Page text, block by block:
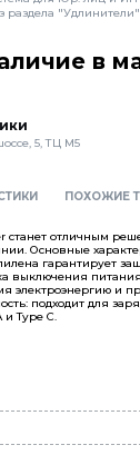
раздела "Удлинители"
в
5, ТЦ М5
ПОХОЖИЕ
станет отличным
Основные
гарантирует
выключения
электроэнергию и
подходит для
и Type C.